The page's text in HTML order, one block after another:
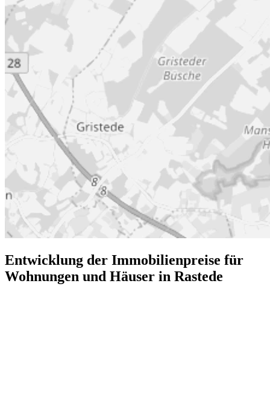
Entwicklung der Immobilienpreise für
Wohnungen und Häuser in Rastede